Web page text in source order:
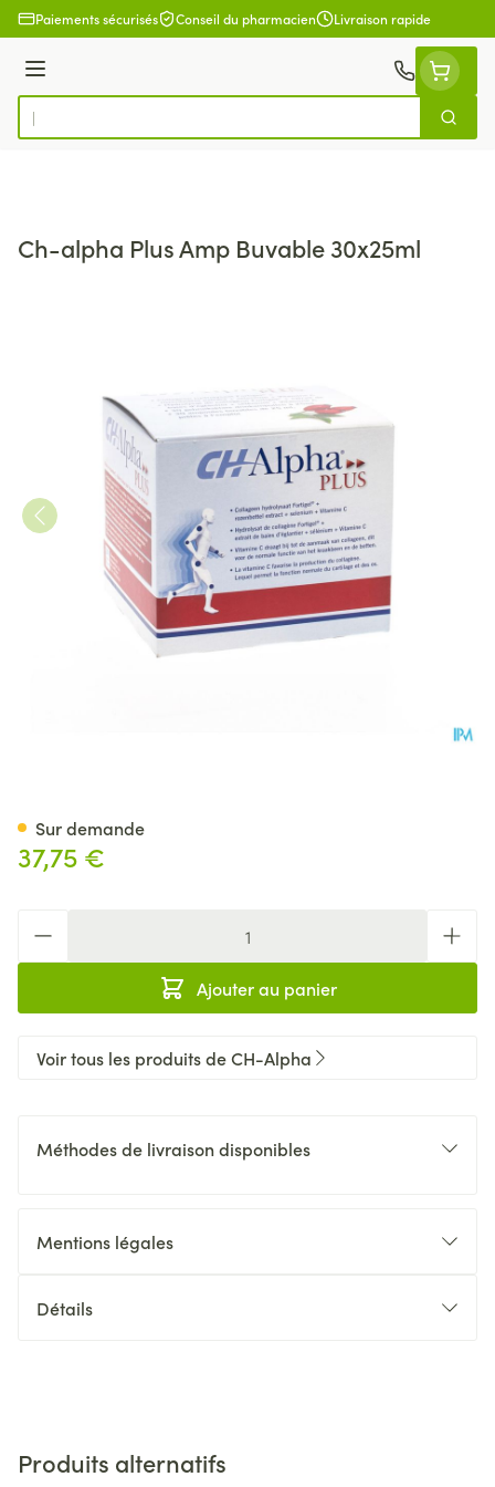
Aller au contenu
Paiements sécurisés Conseil du pharmacien Livraison rapide
Menu
Rechercher
Ch-alpha Plus Amp Buvable 30x25ml
37,75 €
Ajouter au panier
Sur demande
Voir tous les produits de CH-Alpha
Méthodes de livraison disponibles
Mentions légales
Détails
Produits alternatifs